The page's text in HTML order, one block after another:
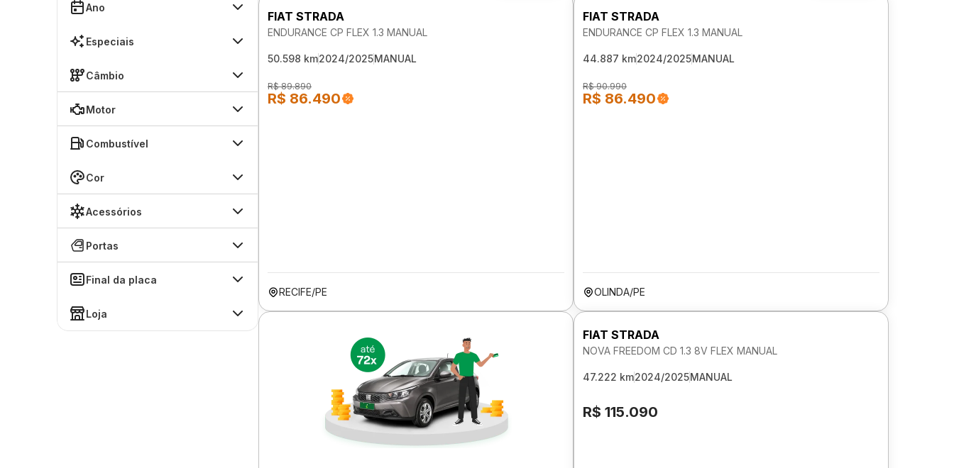
Ano
Especiais
Câmbio
Motor
Combustível
Cor
Acessórios
Portas
Final da placa
Loja
FIAT STRADA
ENDURANCE CP FLEX 1.3 MANUAL
50.598 km2024/2025MANUAL
R$ 89.890
R$ 86.490
RECIFE/PE
FIAT STRADA
ENDURANCE CP FLEX 1.3 MANUAL
44.887 km2024/2025MANUAL
R$ 90.990
R$ 86.490
OLINDA/PE
FIAT STRADA
NOVA FREEDOM CD 1.3 8V FLEX MANUAL
47.222 km2024/2025MANUAL
R$ 115.090